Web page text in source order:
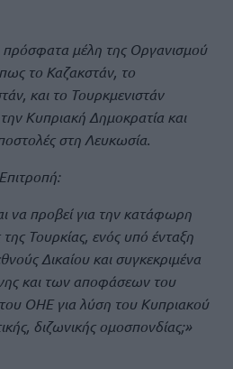
πρόσφατα μέλη της Οργανισμού
το Καζακστάν, το
και το Τουρκμενιστάν
Κυπριακή Δημοκρατία και
στη Λευκωσία.
να προβεί για την κατάφωρη
Τουρκίας, ενός υπό ένταξη
Δικαίου και συγκεκριμένα
και των αποφάσεων του
ΟΗΕ για λύση του Κυπριακού
διζωνικής ομοσπονδίας;»